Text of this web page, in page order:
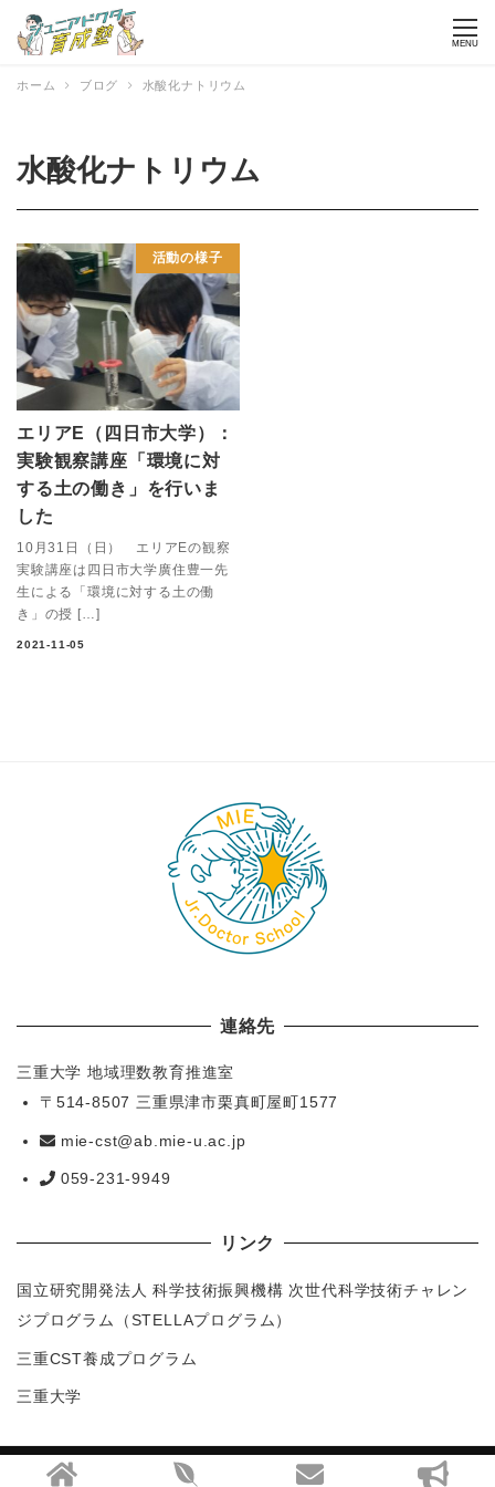
MENU
ホーム ブログ 水酸化ナトリウム
水酸化ナトリウム
活動の様子
エリアE（四日市大学）：
実験観察講座「環境に対
する土の働き」を行いま
した
10月31日（日） エリアEの観察
実験講座は四日市大学廣住豊一先
生による「環境に対する土の働
き」の授 […]
2021-11-05
連絡先
三重大学 地域理数教育推進室
〒514-8507 三重県津市栗真町屋町1577
mie-cst@ab.mie-u.ac.jp
059-231-9949
リンク
国立研究開発法人 科学技術振興機構 次世代科学技術チャレン
ジプログラム（STELLAプログラム）
三重CST養成プログラム
三重大学
Copyright (C) 三重ジュニアドクター育成塾